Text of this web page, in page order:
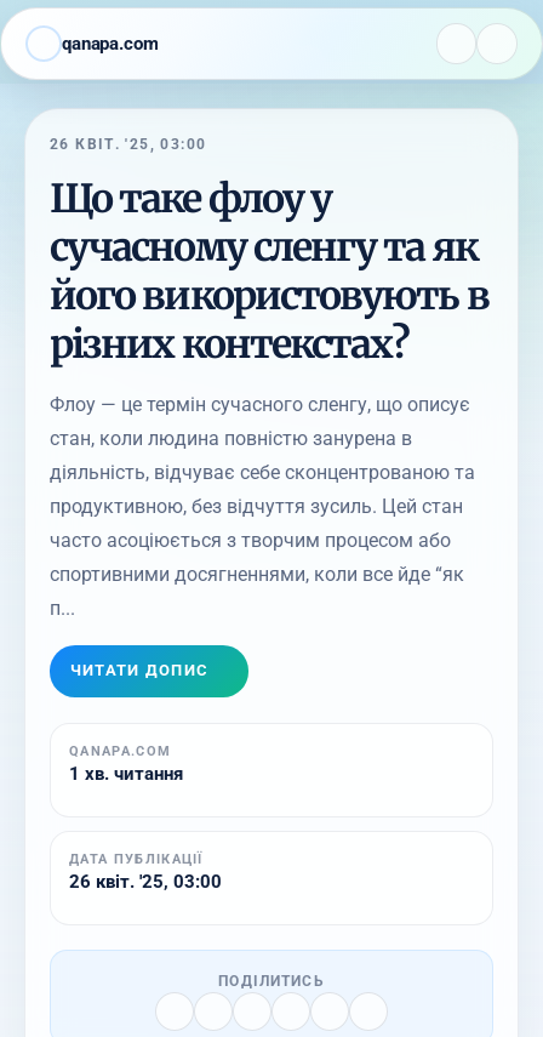
qanapa.com
26 КВІТ. '25, 03:00
Що таке флоу у
сучасному сленгу та як
його використовують в
різних контекстах?
Флоу — це термін сучасного сленгу, що описує
стан, коли людина повністю занурена в
діяльність, відчуває себе сконцентрованою та
продуктивною, без відчуття зусиль. Цей стан
часто асоціюється з творчим процесом або
спортивними досягненнями, коли все йде “як
п...
ЧИТАТИ ДОПИС
QANAPA.COM
1 хв. читання
ДАТА ПУБЛІКАЦІЇ
26 квіт. '25, 03:00
ПОДІЛИТИСЬ